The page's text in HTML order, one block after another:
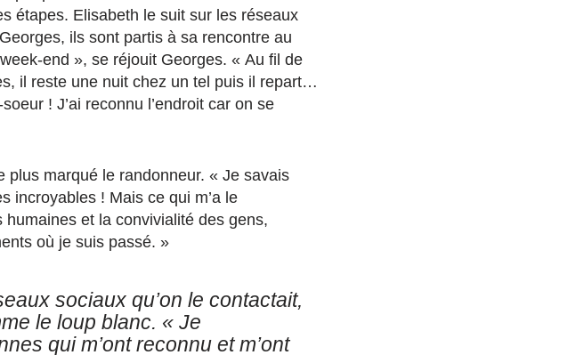
étapes. Elisabeth le suit sur les réseaux
ils sont partis à sa rencontre au
end », se réjouit Georges. « Au fil de
il reste une nuit chez un tel puis il repart…
! J’ai reconnu l’endroit car on se
plus marqué le randonneur. « Je savais
incroyables ! Mais ce qui m’a le
et la convivialité des gens,
où je suis passé. »
sociaux qu’on le contactait,
le loup blanc. « Je
qui m’ont reconnu et m’ont